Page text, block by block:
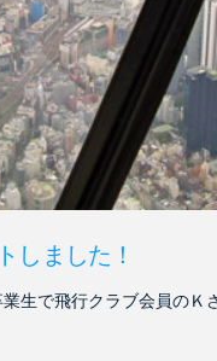
しました！
生で飛行クラブ会員のＫ